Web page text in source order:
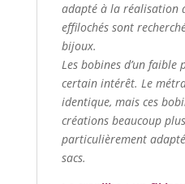
adapté à la réalisation
effilochés sont
bijoux.
Les bobines d’un
certain intérêt. Le
identique, mais ces
créations beaucoup
particulièrement
sacs.